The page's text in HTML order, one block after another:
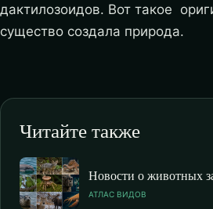
дактилозоидов. Вот такое
существо создала природа.
Читайте также
Новости о животных
АТЛАС ВИДОВ